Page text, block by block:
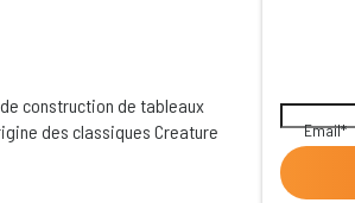
construction de tableaux
des classiques Creature
Email